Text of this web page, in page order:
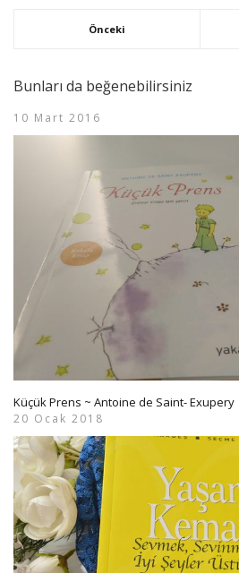
Önceki
Bunları da beğenebilirsiniz
10 Mart 2016
Küçük Prens ~ Antoine de Saint- Exupery
20 Ocak 2018